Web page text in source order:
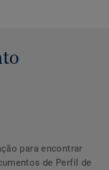
para encontrar
de Perfil de